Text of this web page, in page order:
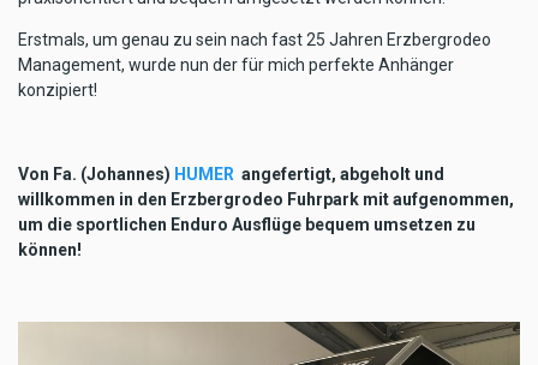
Erstmals, um genau zu sein nach fast 25 Jahren Erzbergrodeo
Management, wurde nun der für mich perfekte Anhänger
konzipiert!
Von Fa. (Johannes) HUMER angefertigt, abgeholt und
willkommen in den Erzbergrodeo Fuhrpark mit aufgenommen,
um die sportlichen Enduro Ausflüge bequem umsetzen zu
können!